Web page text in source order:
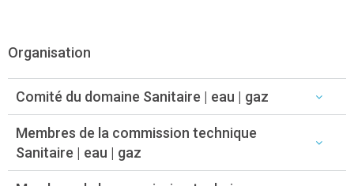
Organisation
Comité du domaine Sanitaire | eau | gaz
Membres de la commission technique
Sanitaire | eau | gaz